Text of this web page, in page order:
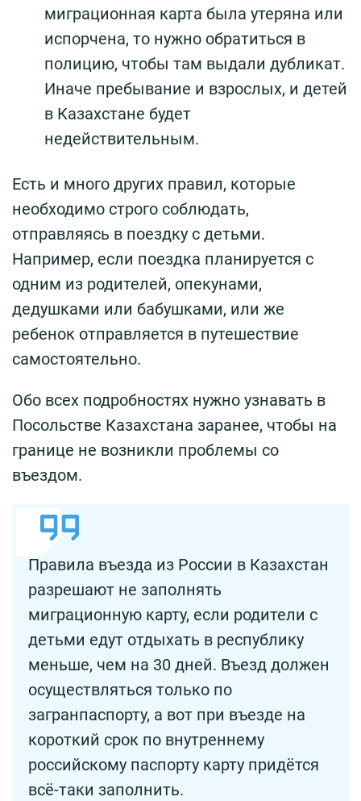
миграционная карта была утеряна или
испорчена, то нужно обратиться в
полицию, чтобы там выдали дубликат.
Иначе пребывание и взрослых, и детей
в Казахстане будет
недействительным.
Есть и много других правил, которые
необходимо строго соблюдать,
отправляясь в поездку с детьми.
Например, если поездка планируется с
одним из родителей, опекунами,
дедушками или бабушками, или же
ребенок отправляется в путешествие
самостоятельно.
Обо всех подробностях нужно узнавать в
Посольстве Казахстана заранее, чтобы на
границе не возникли проблемы со
въездом.
Правила въезда из России в Казахстан
разрешают не заполнять
миграционную карту, если родители с
детьми едут отдыхать в республику
меньше, чем на 30 дней. Въезд должен
осуществляться только по
загранпаспорту, а вот при въезде на
короткий срок по внутреннему
российскому паспорту карту придётся
всё-таки заполнить.